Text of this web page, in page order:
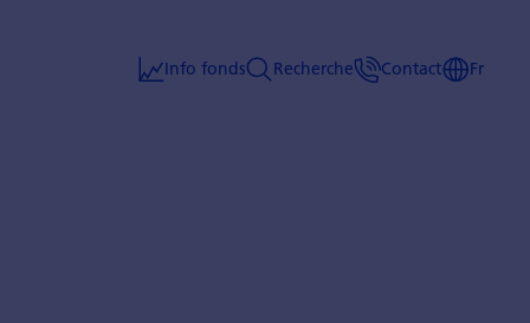
Info fonds Recherche Contact Fr